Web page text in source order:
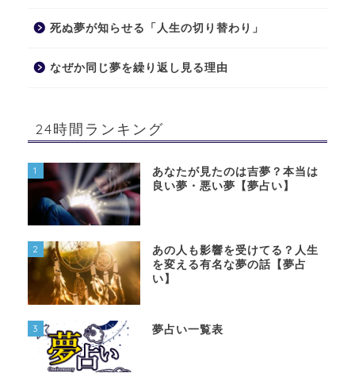
死ぬ夢が知らせる「人生の切り替わり」
なぜか同じ夢を繰り返し見る理由
24時間ランキング
1
あなたが見たのは吉夢？本当は
良い夢・悪い夢【夢占い】
2
あの人も影響を受けてる？人生
を変える有名な夢の話【夢占
い】
3 夢占い一覧表